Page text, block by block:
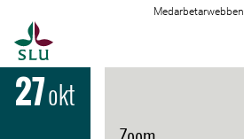
Medarbetarwebben
27okt